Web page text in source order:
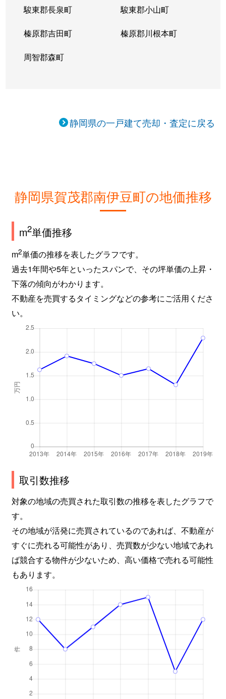
駿東郡長泉町 駿東郡小山町
榛原郡吉田町 榛原郡川根本町
周智郡森町
静岡県の一戸建て売却・査定に戻る
静岡県賀茂郡南伊豆町の地価推移
m2単価推移
m2単価の推移を表したグラフです。
過去1年間や5年といったスパンで、その坪単価の上昇・
下落の傾向がわかります。
不動産を売買するタイミングなどの参考にご活用くださ
い。
取引数推移
対象の地域の売買された取引数の推移を表したグラフで
す。
その地域が活発に売買されているのであれば、不動産が
すぐに売れる可能性があり、売買数が少ない地域であれ
ば競合する物件が少ないため、高い価格で売れる可能性
もあります。